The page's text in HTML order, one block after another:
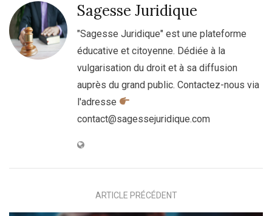
Sagesse Juridique
"Sagesse Juridique" est une plateforme
éducative et citoyenne. Dédiée à la
vulgarisation du droit et à sa diffusion
auprès du grand public. Contactez-nous via
l'adresse
contact@sagessejuridique.com
ARTICLE PRÉCÉDENT